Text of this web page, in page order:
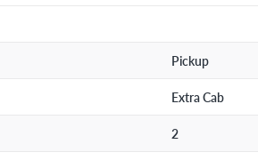
Pickup
Extra Cab
2